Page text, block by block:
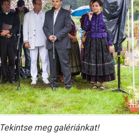
Tekintse meg galériánkat!